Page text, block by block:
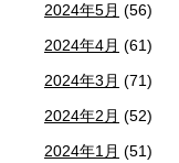
2024年5月 (56)
2024年4月 (61)
2024年3月 (71)
2024年2月 (52)
2024年1月 (51)